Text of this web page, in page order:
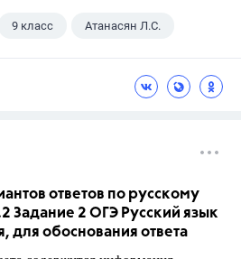
9 класс Атанасян Л.С.
ответов по русскому
Задание 2 ОГЭ Русский язык
для обоснования ответа